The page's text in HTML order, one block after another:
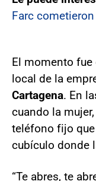
Farc
El momento fue
local de la
Cartagena. En
cuando la
teléfono fijo
cubículo donde
“Te abres, te